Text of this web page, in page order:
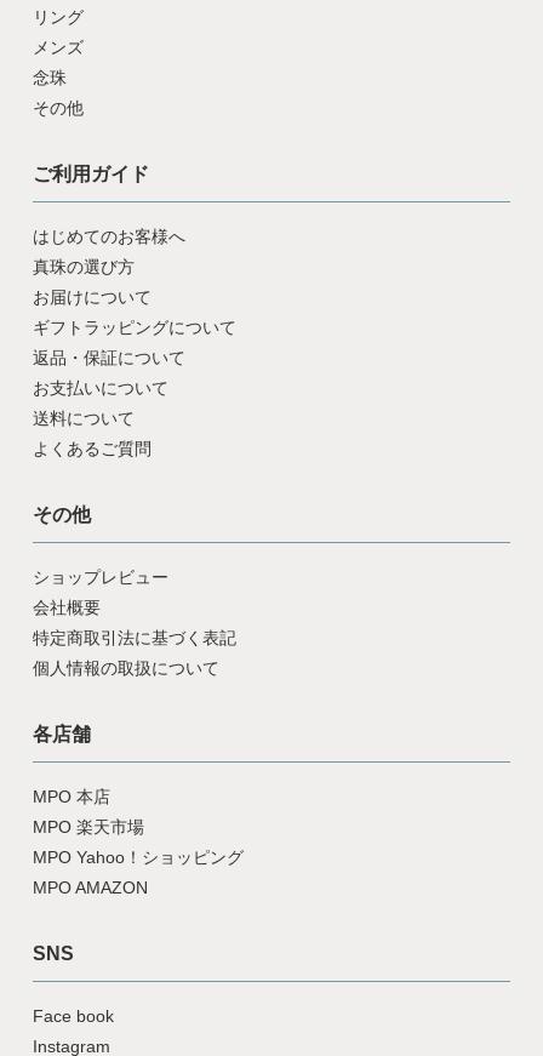
リング
メンズ
念珠
その他
ご利用ガイド
はじめてのお客様へ
真珠の選び方
お届けについて
ギフトラッピングについて
返品・保証について
お支払いについて
送料について
よくあるご質問
その他
ショップレビュー
会社概要
特定商取引法に基づく表記
個人情報の取扱について
各店舗
MPO 本店
MPO 楽天市場
MPO Yahoo！ショッピング
MPO AMAZON
SNS
Face book
Instagram